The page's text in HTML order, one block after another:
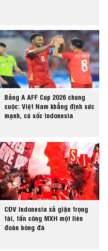
Bảng A AFF Cup 2026 chung
cuộc: Việt Nam khẳng định sức
mạnh, cú sốc Indonesia
CĐV Indonesia xả giận trọng
tài, tấn công MXH một liên
đoàn bóng đá